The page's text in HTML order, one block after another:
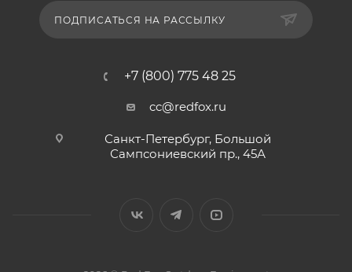
ПОДПИСАТЬСЯ НА РАССЫЛКУ
+7 (800) 775 48 25
cc@redfox.ru
Санкт-Петербург, Большой
Сампсониевский пр., 45А